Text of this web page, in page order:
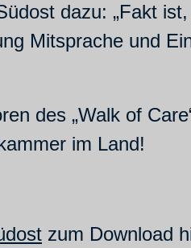
dazu: „Fakt
Mitsprache und
des „Walk of
im Land!
zum Download